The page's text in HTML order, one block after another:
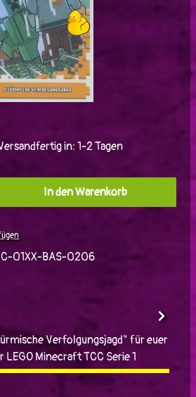
in: 1-2 Tagen
Gib den gewünschten Wert
In den Warenkorb
01XX-BAS-0206
Verfolgungsjagd" für euer
LEGO Minecraft TCC Serie 1